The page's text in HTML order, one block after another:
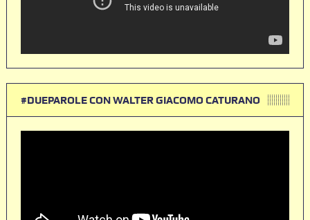
#DUEPAROLE CON WALTER GIACOMO CATURANO